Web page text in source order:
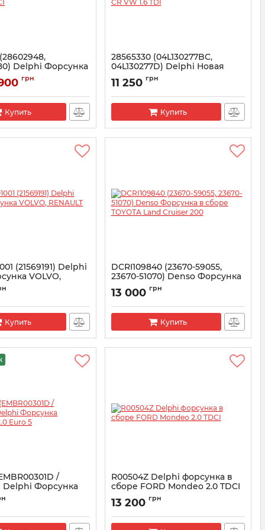
Delphi Форсунка
TDCI
грн
Купить
28565330 (04L130277BC,
04L130277D) Delphi Новая
форсунка CR VW 1.6 TDI
Артикул:
11 250 грн
Купить
(21569191) Delphi
VOLVO,
5
Купить
DCRI109840 (23670-59055,
23670-51070) Denso Форсунка
в сборе TOYOTA Land Cruiser
200
Артикул: DCRI109840
13 000 грн
Купить
/
Delphi Форсунка
2.0 Euro 5
R00504Z Delphi форсунка в
сборе FORD Mondeo 2.0 TDCI
Артикул: R00504Z
13 200 грн